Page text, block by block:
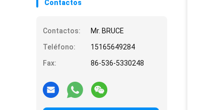
Contactos
Contactos:
Mr. BRUCE
Teléfono:
15165649284
Fax:
86-536-5330248